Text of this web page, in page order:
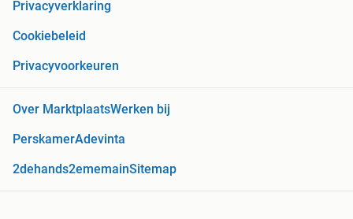
Privacyverklaring
Cookiebeleid
Privacyvoorkeuren
Over MarktplaatsWerken bij
PerskamerAdevinta
2dehands2ememainSitemap